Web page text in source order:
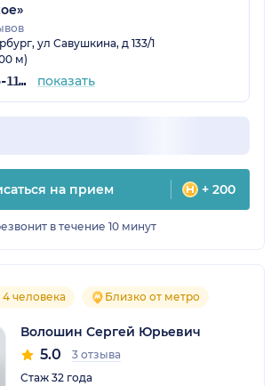
ул Савушкина, д 133/1
м)
+7 (812) 635-11-79 показать
на прием + 200
в течение 10 минут
человека Близко от метро
Волошин Сергей Юрьевич
5.0
3 отзыва
Стаж 32 года